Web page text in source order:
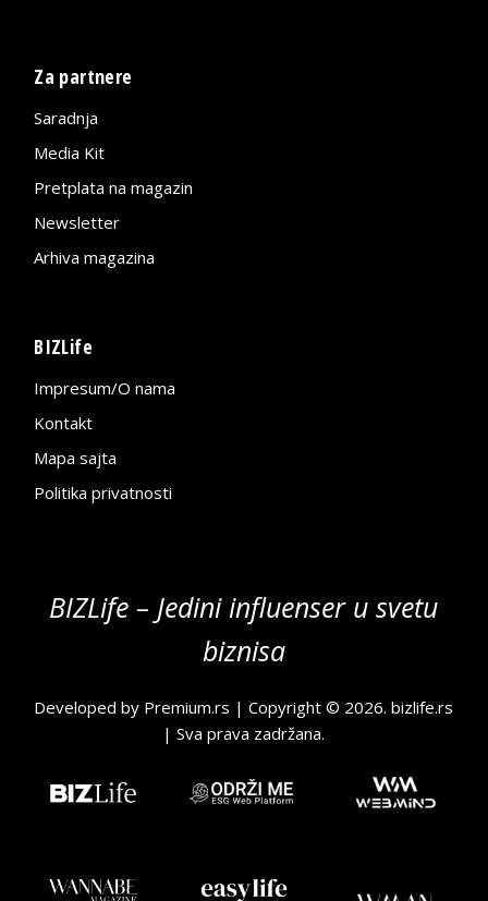
Za partnere
Saradnja
Media Kit
Pretplata na magazin
Newsletter
Arhiva magazina
BIZLife
Impresum/O nama
Kontakt
Mapa sajta
Politika privatnosti
BIZLife – Jedini influenser u svetu
biznisa
Developed by Premium.rs | Copyright © 2026.bizlife.rs
| Sva prava zadržana.